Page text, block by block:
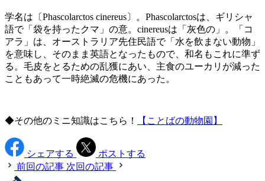
学名は〔Phascolarctos cinereus〕。Phascolarctosは、ギリシャ
語で「袋を持ったクマ」の意。cinereusは「灰色の」。「コ
アラ」は、オーストラリア先住民語で「水を飲まない動物」
を意味し、そのまま英語となったもので、和名もこれに準ず
る。毛皮をとるための乱獲にあい、主食のユーカリが減った
こともあって一時絶滅の危機にあった。
◆その他のミニ知識はこちら！ 【ことばの動物園】
シェアする
ポストする
前回の記事 次回の記事